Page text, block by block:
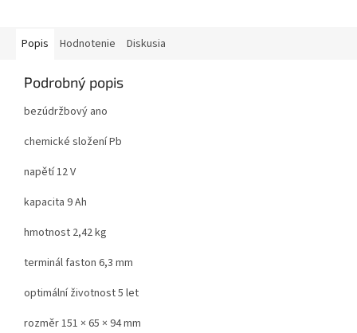
Popis Hodnotenie Diskusia
Podrobný popis
bezúdržbový ano
chemické složení Pb
napětí 12 V
kapacita 9 Ah
hmotnost 2,42 kg
terminál faston 6,3 mm
optimální životnost 5 let
rozměr 151 × 65 × 94 mm